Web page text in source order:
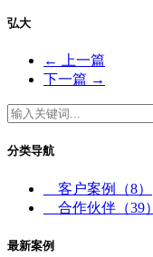
弘大
←
上一篇
下一篇 →
分类导航
客户案例
（8）
合作伙伴 （39）
最新案例